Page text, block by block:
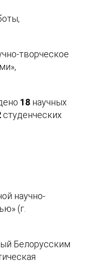
творческое
18 научных
студенческих
научно-
(г.
Белорусским